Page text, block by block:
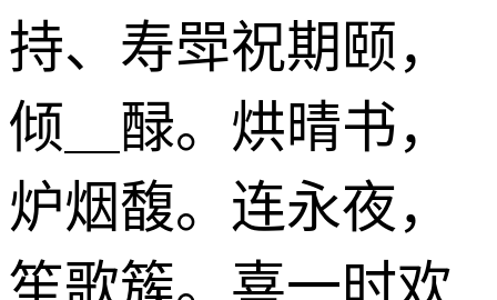
持、寿斝祝期颐，
倾＿醁。烘晴书，
炉烟馥。连永夜，
笙歌簇。喜一时欢